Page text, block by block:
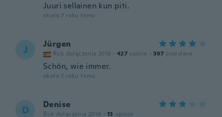
Juuri sellainen kun piti.
około 7 roku temu
J Jürgen
Rok dołączenia 2018 · 427 opinie · 397 przesłane
Schön, wie immer.
około 7 roku temu
D Denise
Rok dołączenia 2016 · 13 opinie